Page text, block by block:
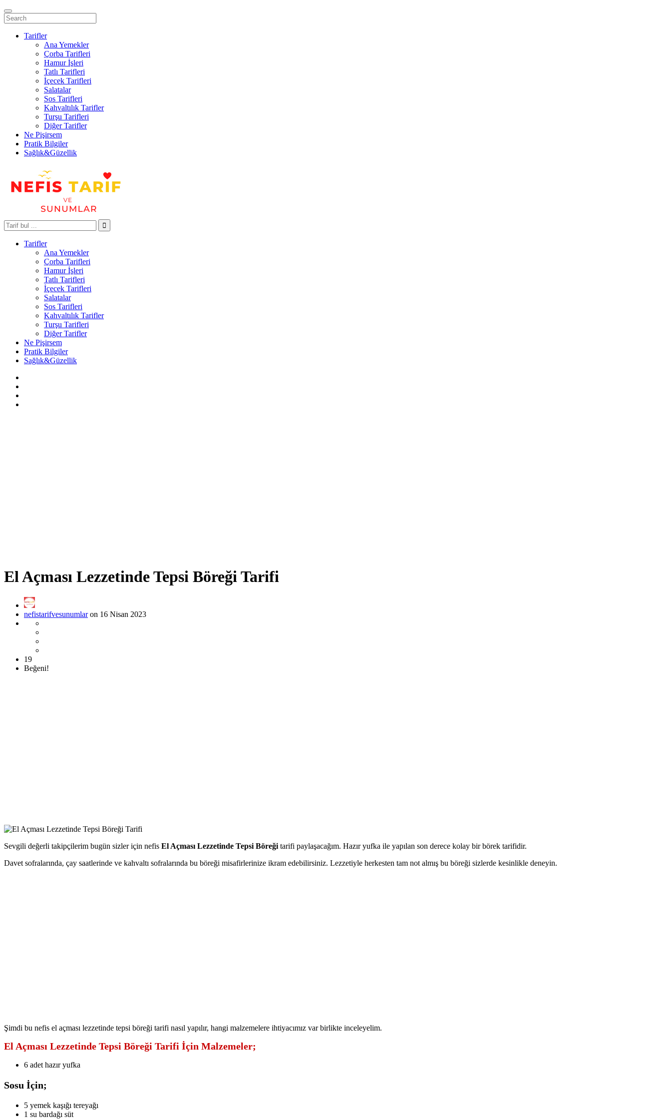
Tarifler
Ana Yemekler
Çorba Tarifleri
Hamur İşleri
Tatlı Tarifleri
İçecek Tarifleri
Salatalar
Sos Tarifleri
Kahvaltılık Tarifler
Turşu Tarifleri
Diğer Tarifler
Ne Pişirsem
Pratik Bilgiler
Sağlık&Güzellik
Tarifler
Ana Yemekler
Çorba Tarifleri
Hamur İşleri
Tatlı Tarifleri
İçecek Tarifleri
Salatalar
Sos Tarifleri
Kahvaltılık Tarifler
Turşu Tarifleri
Diğer Tarifler
Ne Pişirsem
Pratik Bilgiler
Sağlık&Güzellik
El Açması Lezzetinde Tepsi Böreği Tarifi
nefistarifvesunumlaron 16 Nisan 2023
19
Beğeni!
Sevgili değerli takipçilerim bugün sizler için nefis El Açması Lezzetinde Tepsi Böreği tarifi paylaşacağım. Hazır yufka ile yapılan son derece kolay bir börek tarifidir.
Davet sofralarında, çay saatlerinde ve kahvaltı sofralarında bu böreği misafirlerinize ikram edebilirsiniz. Lezzetiyle herkesten tam not almış bu böreği sizlerde kesinlikle deneyin.
Şimdi bu nefis el açması lezzetinde tepsi böreği tarifi nasıl yapılır, hangi malzemelere ihtiyacımız var birlikte inceleyelim.
El Açması Lezzetinde Tepsi Böreği Tarifi İçin Malzemeler;
6 adet hazır yufka
Sosu İçin;
5 yemek kaşığı tereyağı
1 su bardağı süt